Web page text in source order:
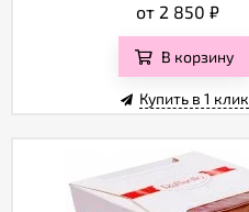
от 2 850 ₽
В корзину
Купить в 1 клик